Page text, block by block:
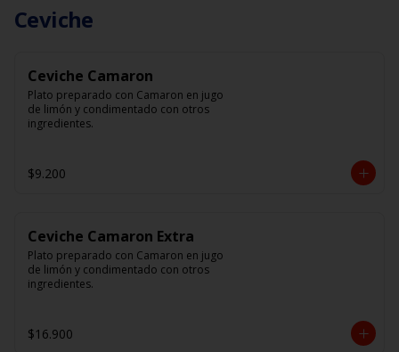
Ceviche
Ceviche Camaron
Plato preparado con Camaron en jugo
de limón y condimentado con otros
ingredientes.
$9.200
Ceviche Camaron Extra
Plato preparado con Camaron en jugo
de limón y condimentado con otros
ingredientes.
$16.900